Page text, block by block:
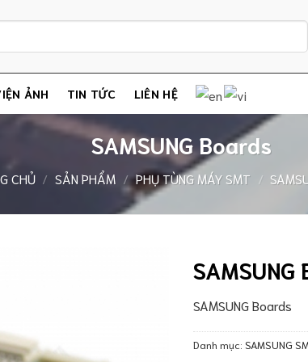
ẢNH TIN TỨC LIÊN HỆ
SAMSUNG Boards
CHỦ / SẢN PHẨM / PHỤ TÙNG MÁY SMT /
SAMSUNG
SAMSUNG Boards
Danh mục: SAMSUNG